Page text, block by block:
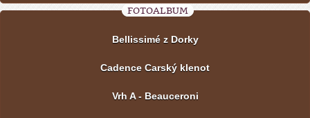
FOTOALBUM
Bellissimé z Dorky
Cadence Carský klenot
Vrh A - Beauceroni